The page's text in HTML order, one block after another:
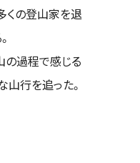
くの登山家を退
の過程で感じる
行を追った。